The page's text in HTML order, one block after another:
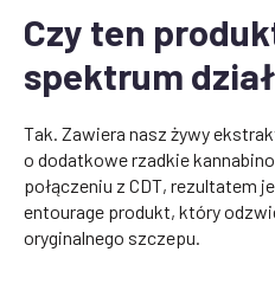
Czy ten
spektrum
Tak. Zawiera nasz żywy
o dodatkowe rzadkie
połączeniu z CDT, rezultatem
entourage produkt, który
oryginalnego szczepu.